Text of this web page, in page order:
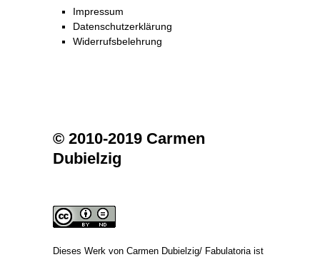
Impressum
Datenschutzerklärung
Widerrufsbelehrung
© 2010-2019 Carmen
Dubielzig
Dieses Werk von Carmen Dubielzig/ Fabulatoriaist